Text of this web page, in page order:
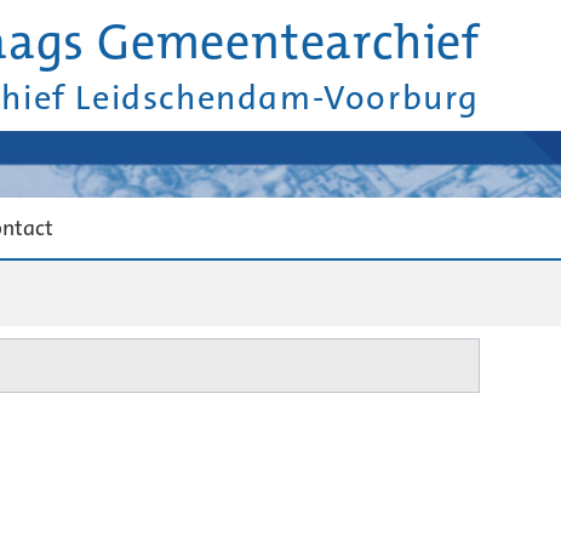
Gemeentearchief
Leidschendam-Voorburg